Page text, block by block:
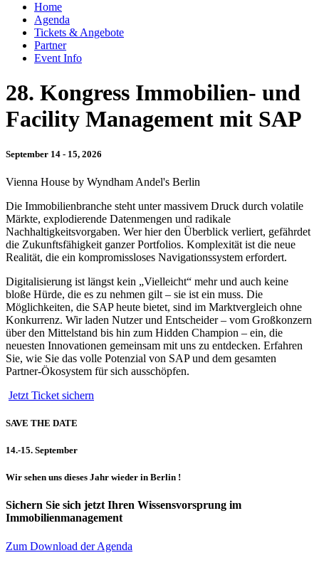
Home
Agenda
Tickets & Angebote
Partner
Event Info
28. Kongress Immobilien- und
Facility Management mit SAP
September 14 - 15, 2026
Vienna House by Wyndham Andel's Berlin
Die Immobilienbranche steht unter massivem Druck durch volatile
Märkte, explodierende Datenmengen und radikale
Nachhaltigkeitsvorgaben. Wer hierden Überblick verliert, gefährdet
die Zukunftsfähigkeit ganzer Portfolios. Komplexität ist die neue
Realität, die ein kompromissloses Navigationssystem erfordert.
​Digitalisierung ist längst kein „Vielleicht“ mehr und auch keine
bloße Hürde, die es zu nehmen gilt – sie ist ein muss. Die
Möglichkeiten, die SAP heute bietet, sind im Marktvergleich ohne
Konkurrenz. Wir laden Nutzer und Entscheider – vom Großkonzern
über den Mittelstand bis hin zum Hidden Champion – ein, die
neuesten Innovationen gemeinsam mit uns zu entdecken. Erfahren
Sie, wie Sie das volle Potenzial von SAP und dem gesamten
Partner-Ökosystem für sich ausschöpfen.
Jetzt Ticket sichern​
SAVE THE DATE
14.-15. September
Wir sehen uns dieses Jahr wieder in Berlin !
Sichern Sie sich jetzt Ihren Wissensvorsprung im
Immobilienmanagement
Zum Download der Agenda